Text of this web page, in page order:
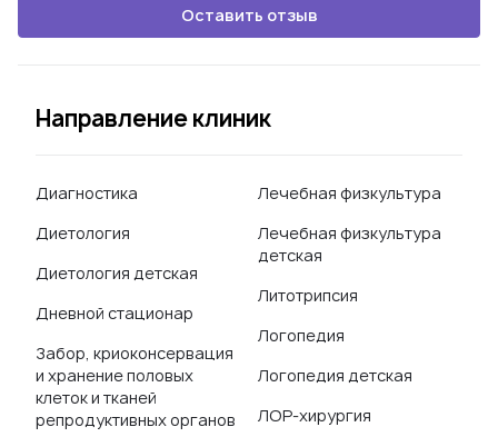
Оставить отзыв
Направление клиник
Диагностика
Диетология
Диетология детская
Дневной стационар
Забор, криоконсервация
и хранение половых
клеток и тканей
репродуктивных органов
Лечебная физкультура
Лечебная физкультура
детская
Литотрипсия
Логопедия
Логопедия детская
ЛОР-хирургия